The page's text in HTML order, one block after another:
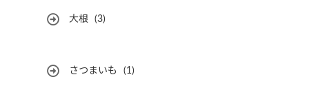
大根 (3)
さつまいも (1)